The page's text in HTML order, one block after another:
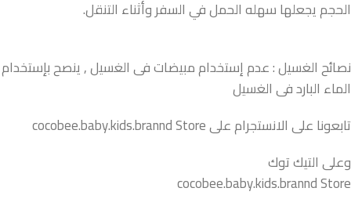
الحجم يجعلها سهله الحمل في السفر وأثناء التنقل.
نصائح الغسيل : عدم إستخدام مبيضات فى الغسيل , ينصح بإستخدام
الماء البارد فى الغسيل
تابعونا على الانستجرام على cocobee.baby.kids.brannd Store
وعلى التيك توك
cocobee.baby.kids.brannd Store